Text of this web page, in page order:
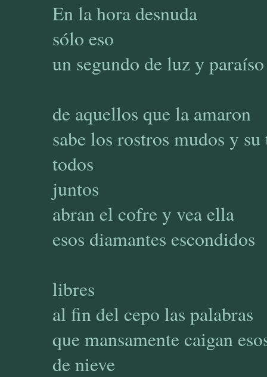
En la hora desnuda
sólo eso
un segundo de luz y paraíso
de aquellos que la amaron
sabe los rostros mudos y
todos
juntos
abran el cofre y vea ella
esos diamantes escondidos
libres
al fin del cepo las palabras
que mansamente caigan
de nieve